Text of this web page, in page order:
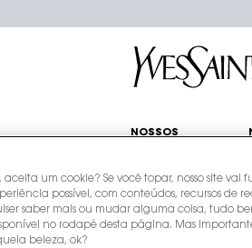
REFIS
NOSSOS
das perguntas frequentes Posso usar um
aceita um cookie? Se você topar, nosso site
possível, com conteúdos, recursos de
saber mais ou mudar alguma coisa, tudo
no rodapé desta página. Mas
beleza, ok?